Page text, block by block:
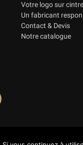
Votre logo sur cintre
Un fabricant
Contact & Devis
Notre catalogue